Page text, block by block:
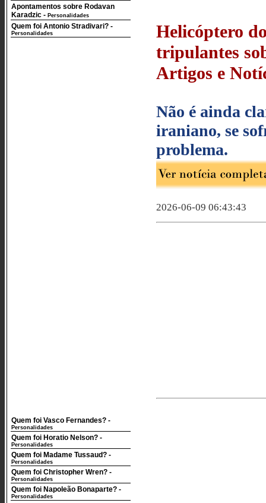
Apontamentos sobre Rodavan
Karadzic - Personalidades
Quem foi Antonio Stradivari? -
Personalidades
Quem foi Vasco Fernandes? -
Personalidades
Quem foi Horatio Nelson? -
Personalidades
Quem foi Madame Tussaud? -
Personalidades
Quem foi Christopher Wren? -
Personalidades
Quem foi Napoleão Bonaparte? -
Personalidades
Helicóptero
tripulantes
Artigos e
Não é ainda
iraniano, se
problema.
2026-06-09 06:43:43